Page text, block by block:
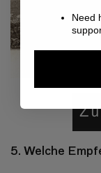
5. Welche
Need